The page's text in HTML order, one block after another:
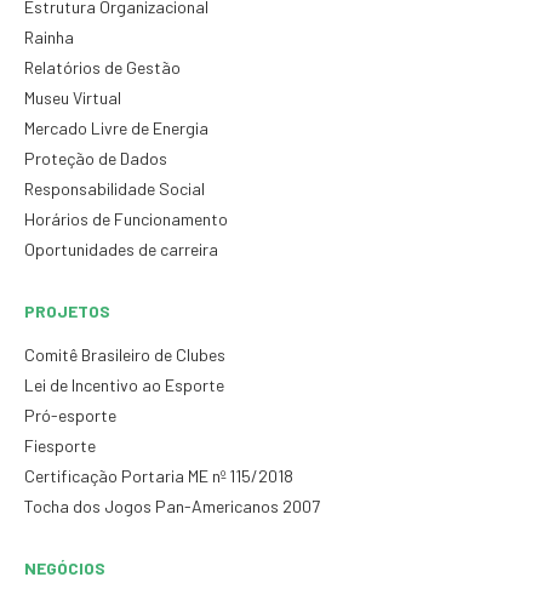
Estrutura Organizacional
Rainha
Relatórios de Gestão
Museu Virtual
Mercado Livre de Energia
Proteção de Dados
Responsabilidade Social
Horários de Funcionamento
Oportunidades de carreira
PROJETOS
Comitê Brasileiro de Clubes
Lei de Incentivo ao Esporte
Pró-esporte
Fiesporte
Certificação Portaria ME nº 115/2018
Tocha dos Jogos Pan-Americanos 2007
NEGÓCIOS